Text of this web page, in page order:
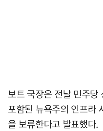
보트 국장은 전날 민주
포함된 뉴욕주의 인프라
을 보류한다고 발표했다.